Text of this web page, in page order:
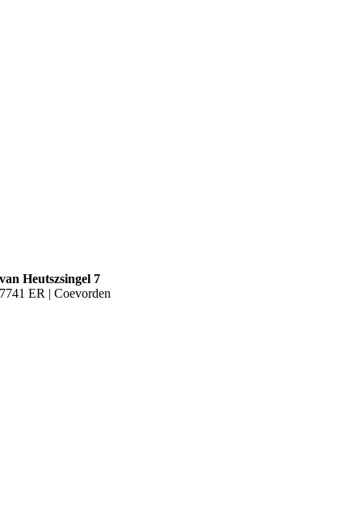
van Heutszsingel 7
7741 ER | Coevorden